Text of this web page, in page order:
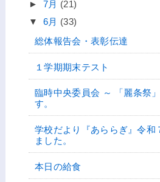
► 7月 (21)
▼ 6月 (33)
総体報告会・表彰伝達
１学期期末テスト
臨時中央委員会 ～ 「麗条祭
す。
学校だより『あららぎ』令和
ました。
本日の給食